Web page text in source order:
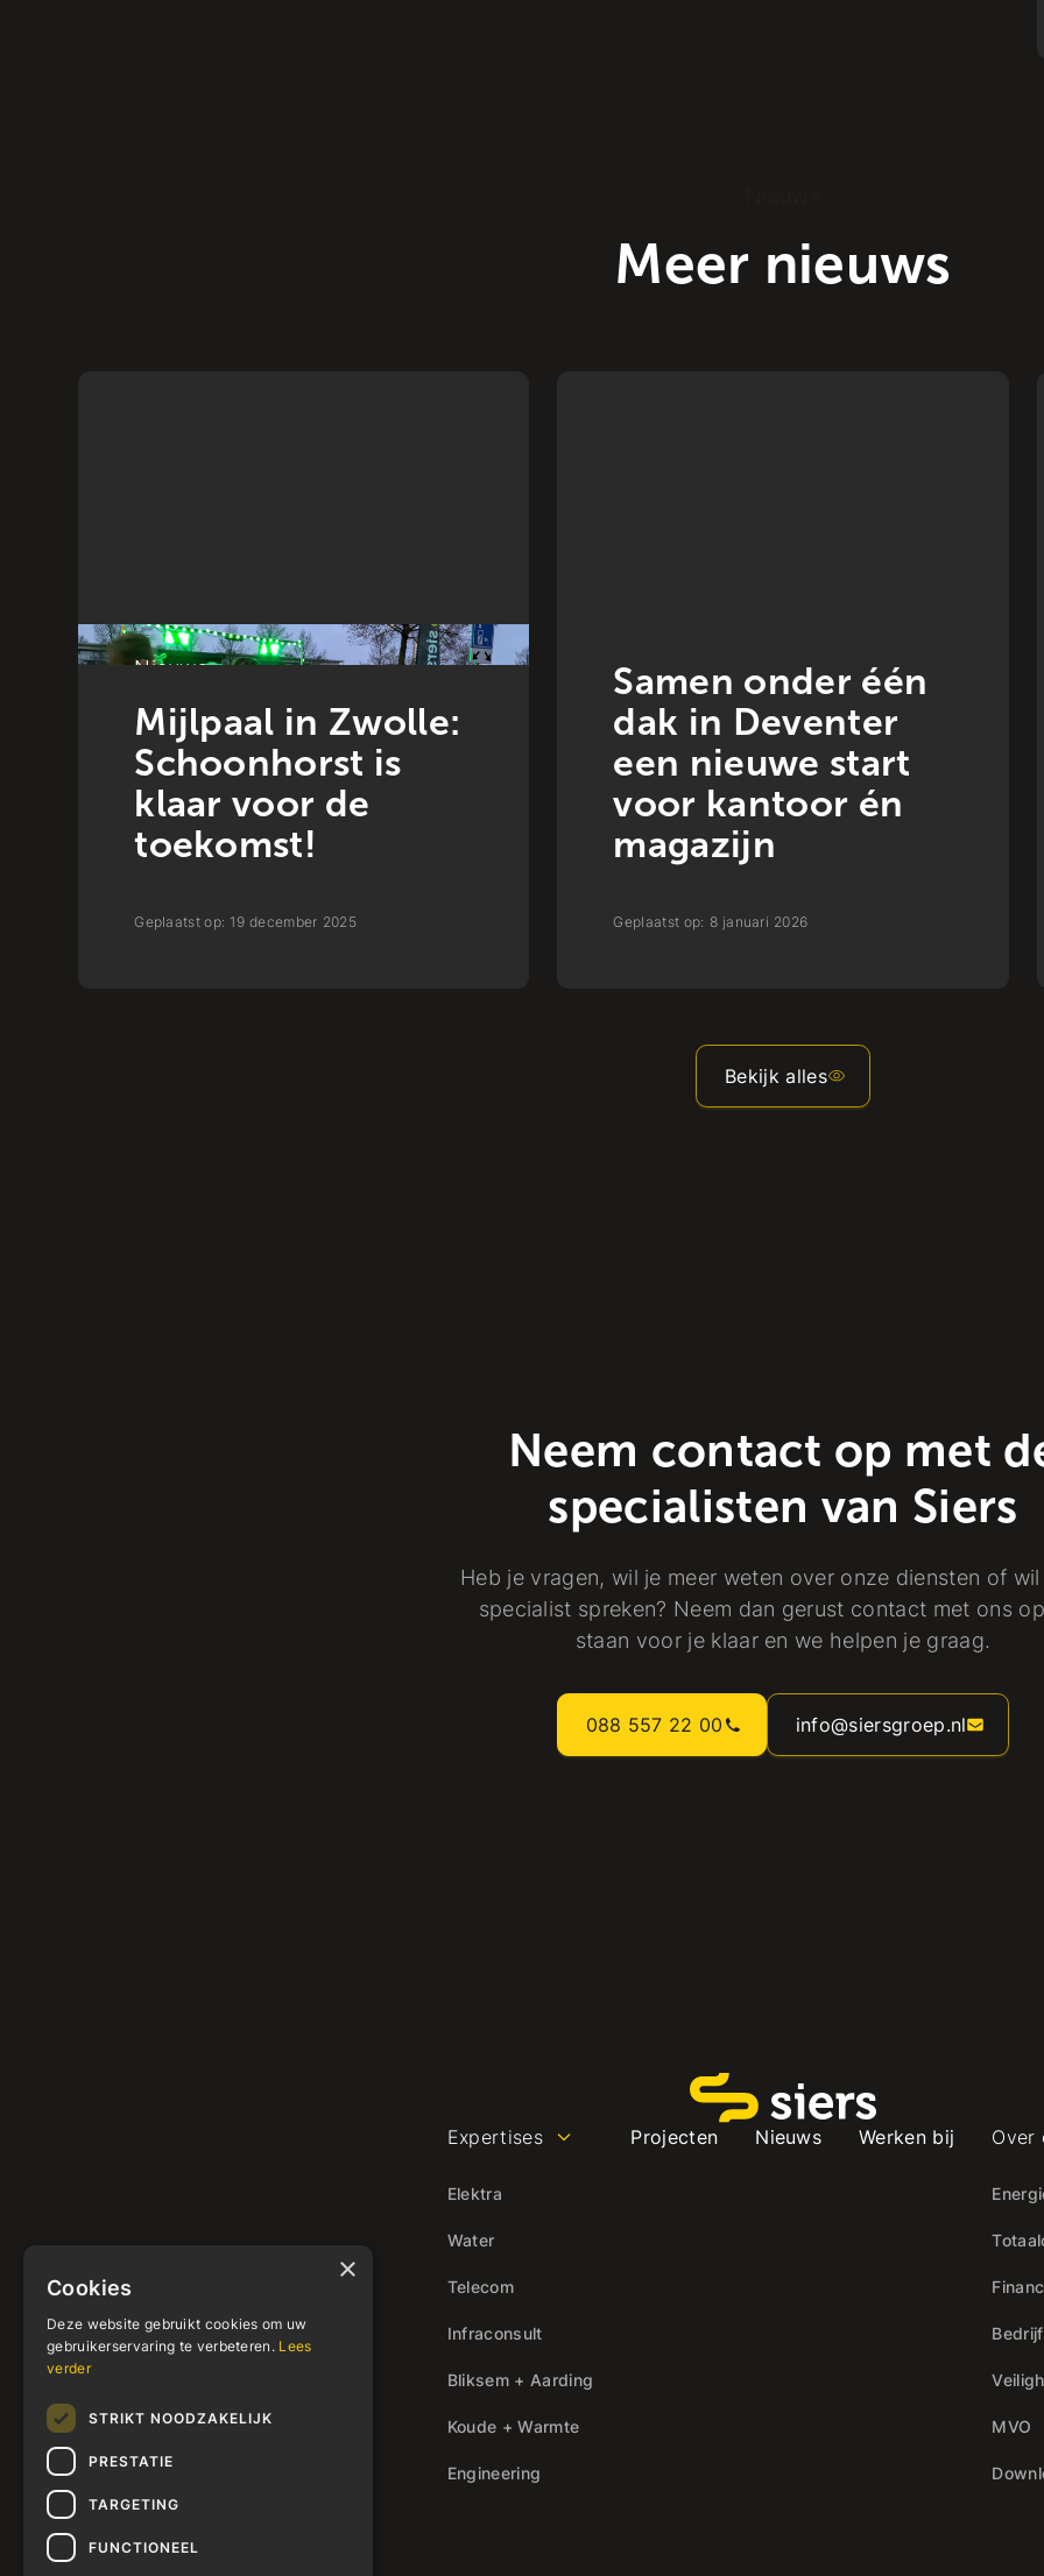
Meer nieuws
Nieuws
Mijlpaal in Zwolle:
Schoonhorst is
klaar voor de
toekomst!
Geplaatst op: 19 december 2025
Nieuws
Samen onder één
dak in Deventer
een nieuwe start
voor kantoor én
magazijn
Geplaatst op: 8 januari 2026
Bekijk alles
Neem contact op met
specialisten van Siers
Heb je vragen, wil je meer weten over onze diensten of wil
specialist spreken? Neem dan gerust contact met ons
staan voor je klaar en we helpen je graag.
088 557 22 00 info@siersgroep.nl
Expertises
Elektra
Water
Telecom
Infraconsult
Bliksem + Aarding
Koude + Warmte
Engineering
Projecten Nieuws Werken bij Over
MVO
×
Cookies
Deze website gebruikt cookies om uw
gebruikerservaring te verbeteren. Lees
verder
STRIKT NOODZAKELIJK
PRESTATIE
TARGETING
FUNCTIONEEL